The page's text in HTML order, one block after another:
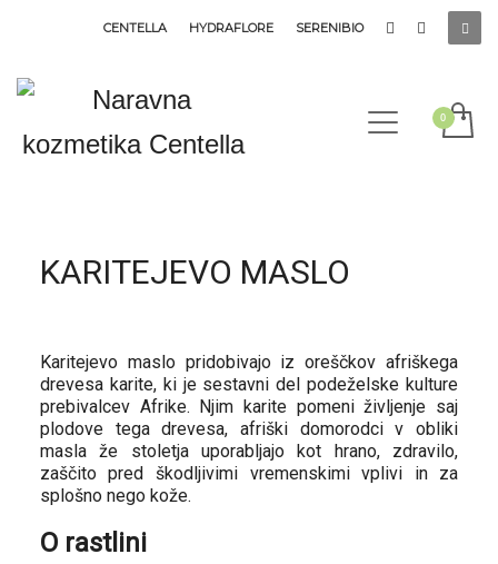
CENTELLA HYDRAFLORE SERENIBIO
KARITEJEVO MASLO
Karitejevo maslo pridobivajo iz oreščkov afriškega
drevesa karite, ki je sestavni del podeželske kulture
prebivalcev Afrike. Njim karite pomeni življenje saj
plodove tega drevesa, afriški domorodci v obliki
masla že stoletja uporabljajo kot hrano, zdravilo,
zaščito pred škodljivimi vremenskimi vplivi in za
splošno nego kože.
O rastlini